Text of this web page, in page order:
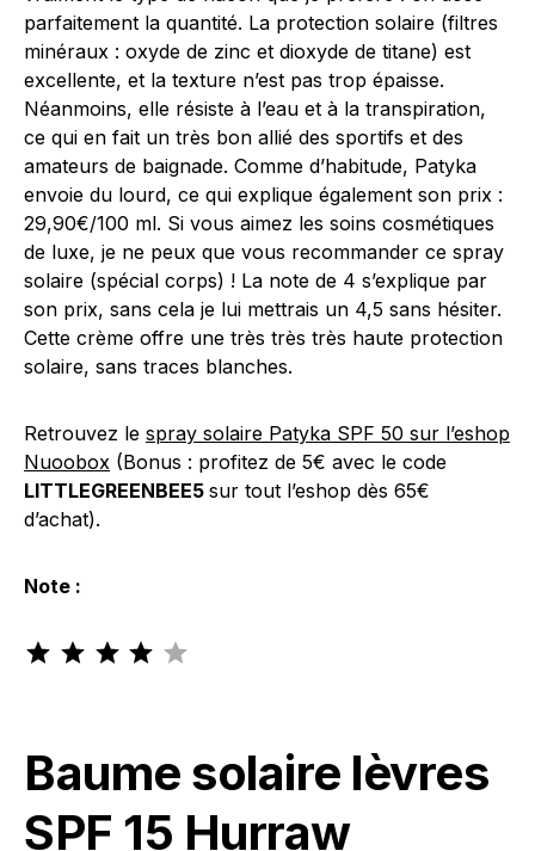
parfaitement la quantité. La protection solaire (filtres
minéraux : oxyde de zinc et dioxyde de titane) est
excellente, et la texture n’est pas trop épaisse.
Néanmoins, elle résiste à l’eau et à la transpiration,
ce qui en fait un très bon allié des sportifs et des
amateurs de baignade. Comme d’habitude, Patyka
envoie du lourd, ce qui explique également son prix :
29,90€/100 ml. Si vous aimez les soins cosmétiques
de luxe, je ne peux que vous recommander ce spray
solaire (spécial corps) ! La note de 4 s’explique par
son prix, sans cela je lui mettrais un 4,5 sans hésiter.
Cette crème offre une très très très haute protection
solaire, sans traces blanches.
Retrouvez le spray solaire Patyka SPF 50 sur l’eshop
Nuoobox (Bonus : profitez de 5€ avec le code
LITTLEGREENBEE5 sur tout l’eshop dès 65€
d’achat).
Note :
Baume solaire lèvres
SPF 15 Hurraw